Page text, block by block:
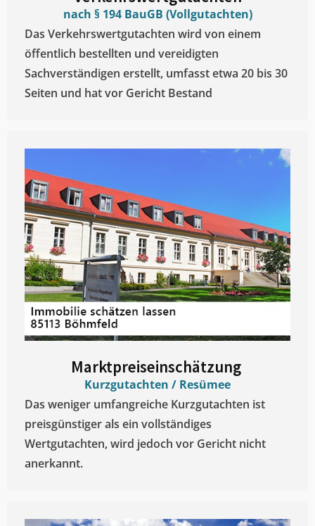
nach § 194 BauGB (Vollgutachten)
Das Verkehrswertgutachten wird von einem
öffentlich bestellten und vereidigten
Sachverständigen erstellt, umfasst etwa 20 bis 30
Seiten und hat vor Gericht Bestand
Marktpreiseinschätzung ​
Kurzgutachten / Resümee
Das weniger umfangreiche Kurzgutachten ist
preisgünstiger als ein vollständiges
Wertgutachten, wird jedoch vor Gericht nicht
anerkannt.